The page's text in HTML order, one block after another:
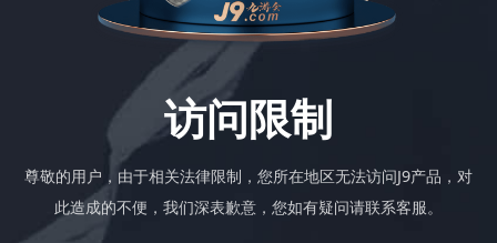
访问限制
尊敬的用户，由于相关法律限制，您所在地区无法访问J9产品，对
此造成的不便，我们深表歉意，您如有疑问请联系客服。